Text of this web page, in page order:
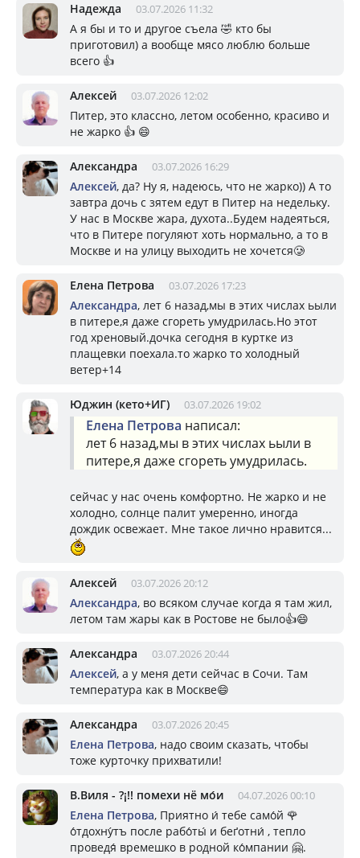
Надежда 03.07.2026 11:32
А я бы и то и другое съела 🤣 кто бы
приготовил) а вообще мясо люблю больше
всего 👍
Алексей 03.07.2026 12:02
Питер, это классно, летом особенно, красиво и
не жарко 👍 😄
Александра 03.07.2026 16:29
Алексей, да? Ну я, надеюсь, что не жарко)) А то
завтра дочь с зятем едут в Питер на недельку.
У нас в Москве жара, духота..Будем надеяться,
что в Питере погуляют хоть нормально, а то в
Москве и на улицу выходить не хочется🥲
Елена Петрова 03.07.2026 17:23
Александра, лет 6 назад,мы в этих числах ьыли
в питере,я даже сгореть умудрилась.Но этот
год хреновый.дочка сегодня в куртке из
плащевки поехала.то жарко то холодный
ветер+14
Юджин (кето+ИГ) 03.07.2026 19:02
Елена Петрова написал:
лет 6 назад,мы в этих числах ьыли в
питере,я даже сгореть умудрилась.
сейчас у нас очень комфортно. Не жарко и не
холодно, солнце палит умеренно, иногда
дождик освежает. Мне такое лично нравится...
Алексей 03.07.2026 20:12
Александра, во всяком случае когда я там жил,
летом там жары как в Ростове не было👍😄
Александра 03.07.2026 20:44
Алексей, а у меня дети сейчас в Сочи. Там
температура как в Москве😄
Александра 03.07.2026 20:45
Елена Петрова, надо своим сказать, чтобы
тоже курточку прихватили!
В.Виля - ?¡!! помехи нё мо́и 04.07.2026 00:10
Елена Петрова, Приятно и́ тебе само́й 🌹
о́тдохну́тъ после рабо́ты́ и беґотни́ , тепло
проведя́ времешко в родной ко́мпании 🤗.